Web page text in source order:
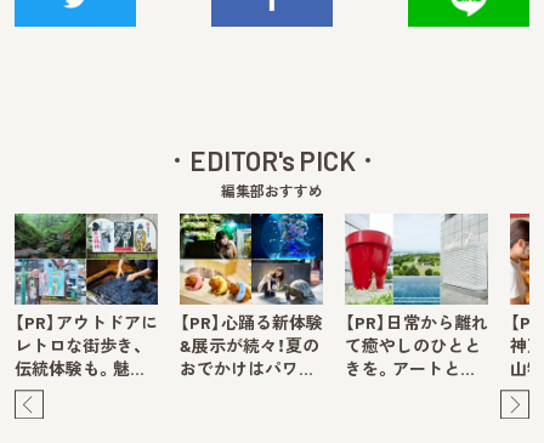
EDITOR's PICK
編集部おすすめ
【PR】アウトドアに
レトロな街歩き、
伝統体験も。魅…
【PR】心踊る新体験
&展示が続々！夏の
おでかけはパワ…
【PR】日常から離れ
て癒やしのひとと
きを。アートと…
【
神
山